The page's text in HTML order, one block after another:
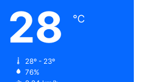
28 ℃
28º - 23º
76%